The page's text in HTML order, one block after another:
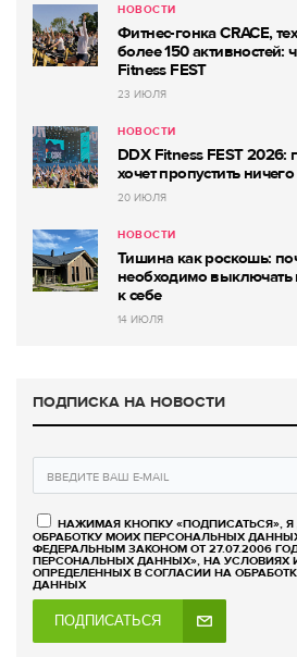
НОВОСТИ
Фитнес-гонка CRACE,
более 150 активностей:
Fitness FEST
23 ИЮЛЯ
НОВОСТИ
DDX Fitness FEST 2026:
хочет пропустить ничего
20 ИЮЛЯ
НОВОСТИ
Тишина как роскошь:
необходимо
к себе
14 ИЮЛЯ
ПОДПИСКА НА НОВОСТИ
НАЖИМАЯ КНОПКУ «ПОДПИСАТЬСЯ»,
ОБРАБОТКУ МОИХ ПЕРСОНАЛЬНЫХ
ФЕДЕРАЛЬНЫМ ЗАКОНОМ ОТ 27.07.2006
ПЕРСОНАЛЬНЫХ ДАННЫХ», НА УСЛОВИЯХ
ОПРЕДЕЛЕННЫХ В СОГЛАСИИ НА
ДАННЫХ
ПОДПИСАТЬСЯ